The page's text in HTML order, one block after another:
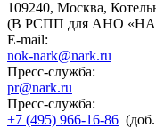
109240, Москва,
(В РСПП для АНО
E-mail:
nok-nark@nark.ru
Пресс-служба:
pr@nark.ru
Пресс-служба:
+7 (495) 966-16-86